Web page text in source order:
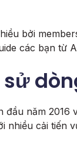
bởi
các bạn từ
đầu năm
nhiều cải tiến